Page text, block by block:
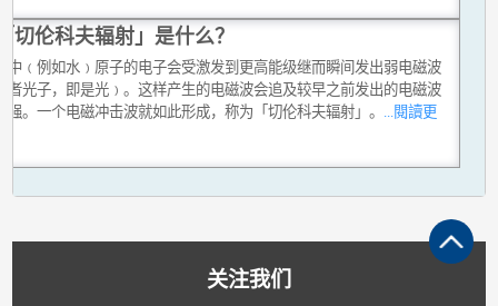
切伦科夫辐射」是什么？
中﹙例如水﹚原子的电子会受激发到更高能级继而瞬间发出弱电磁波
者光子，即是光﹚。这样产生的电磁波会追及较早之前发出的电磁波
强。一个电磁冲击波就如此形成，称为「切伦科夫辐射」。
...閱讀更
关注我们